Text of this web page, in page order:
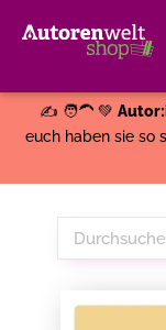
✍️ 🧑‍🦱 💚
euch haben sie so
Durchsuchen
Sie
Shop